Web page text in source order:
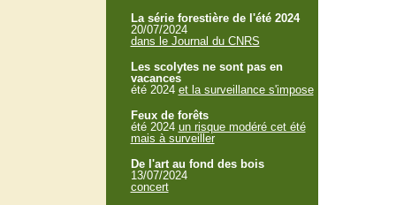
La série forestière de l'été 2024
20/07/2024
dans le Journal du CNRS
Les scolytes ne sont pas en
vacances
été 2024 et la surveillance s'impose
Feux de forêts
été 2024 un risque modéré cet été
mais à surveiller
De l'art au fond des bois
13/07/2024
concert